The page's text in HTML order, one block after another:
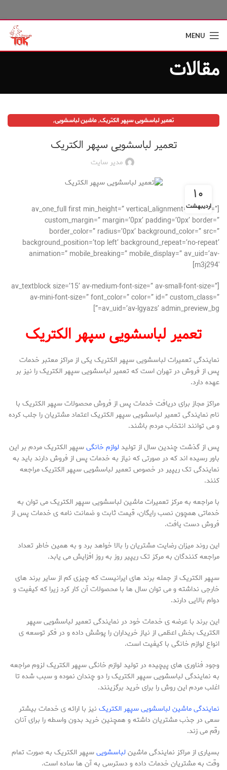
MENU
مقالات
تعمیر لباسشویی سپهر الکتریک,ماشین لباسشویی,
تعمیر لباسشویی سپهر الکتریک
مدیر سایت
۱۰
اردیبهشت
[av_one_full first min_height=” vertical_alignment=” space=”
custom_margin=” margin=’0px’ padding=’0px’ border=”
border_color=” radius=’0px’ background_color=” src=”
background_position=’top left’ background_repeat=’no-repeat’
animation=” mobile_breaking=” mobile_display=” av_uid=’av-
m3j294′]
[av_textblock size=’15’ av-medium-font-size=” av-small-font-size=”
av-mini-font-size=” font_color=” color=” id=” custom_class=”
av_uid=’av-lgyazs’ admin_preview_bg=”]
تعمیر لباسشویی سپهر الکتریک
نمایندگی تعمیرات لباسشویی سپهر الکتریک یکی از مراکز معتبر خدمات
پس از فروش در تهران است که تعمیر لباسشویی سپهر الکتریک را نیز بر
عهده دارد.
مراکز مجاز برای دریافت خدمات پس از فروش محصولات سپهر الکتریک با
نام نمایندگی تعمیر لباسشویی سپهر الکتریک اعتماد مشتریان را جلب کرده
و می توانند انتخاب مردم باشند.
پس از گذشت چندین سال از تولیدلوازم خانگیسپهر الکتریک مردم بر این
باور رسیده اند که در صورتی که نیاز به خدمات پس از فروش دارند باید به
نمایندگی تک ریپیر در خصوص تعمیر لباسشویی سپهر الکتریک مراجعه
کنند.
با مراجعه به مرکز تعمیرات ماشین لباسشویی سپهر الکتریک می توان به
خدماتی همچون نصب رایگان، قیمت ثابت و ضمانت نامه ی خدمات پس از
فروش دست یافت.
این روند میزان رضایت مشتریان را بالا خواهد برد و به همین خاطر تعداد
مراجعه کنندگان به مرکز تک ریپیر روز به روز افزایش می یابد.
سپهر الکتریک از جمله برند های ایرانیست که چیزی کم از سایر برند های
خارجی نداشته و می توان سال ها با محصولات آن کار کرد زیرا که کیفیت و
دوام بالایی دارند.
این برند با عرضه ی خدمات خود در نمایندگی تعمیر لباسشویی سپهر
الکتریک بخش اعظمی از نیاز خریداران را پوشش داده و در فکر توسعه ی
انواع لوازم خانگی با کیفیت است.
وجود فناوری های پیچیده در تولید لوازم خانگی سپهر الکتریک لزوم مراجعه
به نمایندگی لباسشویی سپهر الکتریک را دو چندان نموده و سبب شده تا
اغلب مردم این روش را برای خرید برگزینند.
نمایندگی ماشین لباسشویی سپهر الکتریک نیز با ارائه ی خدمات بیشتر
سعی در جذب مشتریان داشته و همچنین خرید بدون واسطه را برای آنان
رقم می زند.
بسیاری از مراکز نمایندگی ماشینلباسشوییسپهر الکتریک به صورت تمام
وقت به مشتریان خدمات داده و دسترسی به آن ها ساده است.